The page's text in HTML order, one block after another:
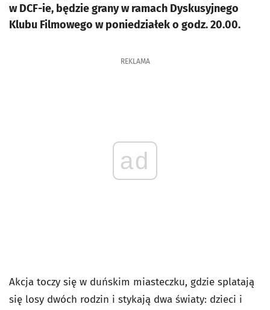
w DCF-ie, będzie grany w ramach Dyskusyjnego
Klubu Filmowego w poniedziałek o godz. 20.00.
REKLAMA
ad
Akcja toczy się w duńskim miasteczku, gdzie splatają
się losy dwóch rodzin i stykają dwa światy: dzieci i